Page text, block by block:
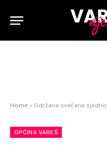
Home » Održana svečana sjednica
OPĆINA VAREŠ